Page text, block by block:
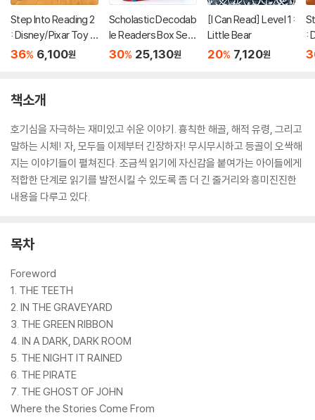
Step Into Reading 2
: Disney/Pixar Toy S
tory 5 : Bonnie's Ne
36% 6,100원
Scholastic Decodab
le Readers Box Set
Level A (StoryPlus
30% 25,130원
[I Can Read] Level 1 :
Little Bear
20% 7,120원
:
책소개
호기심을 자극하는 재미있고 쉬운 이야기. 흉칙한 해골, 해적 유령, 그리고
말하는 시체! 자, 모두들 이제부터 긴장하자! 무시무시하고 등골이 오싹해
지는 이야기들이 펼쳐진다. 조금씩 읽기에 자신감을 붙여가는 아이들에게
적합한 단계로 읽기를 발전시킬 수 있도록 좀 더 긴 줄거리와 흥미진진한
내용을 다루고 있다.
목차
Foreword
1. THE TEETH
2. IN THE GRAVEYARD
3. THE GREEN RIBBON
4. IN A DARK, DARK ROOM
5. THE NIGHT IT RAINED
6. THE PIRATE
7. THE GHOST OF JOHN
Where the Stories Come From